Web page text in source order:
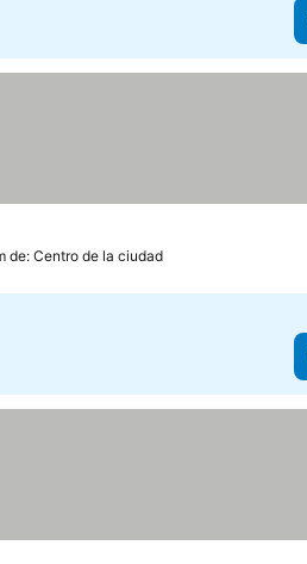
de: Centro de la ciudad